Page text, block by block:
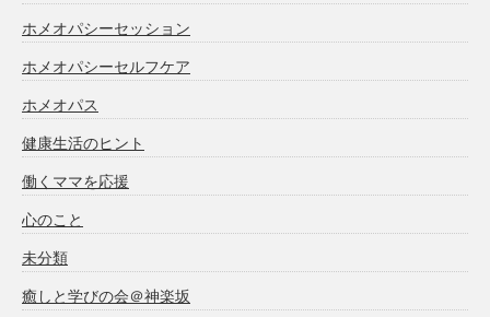
ホメオパシーセッション
ホメオパシーセルフケア
ホメオパス
健康生活のヒント
働くママを応援
心のこと
未分類
癒しと学びの会＠神楽坂